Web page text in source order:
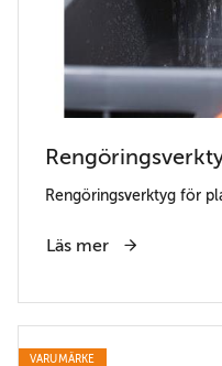
Rengöringsverktyg för
Läs mer
VARUMÄRKE